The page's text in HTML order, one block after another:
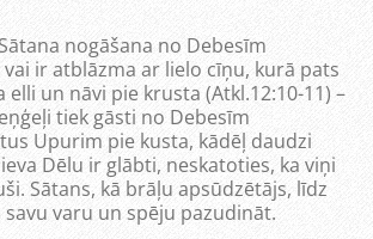
nogāšana no Debesīm
vai ir atblāzma ar lielo cīņu, kurā pats
elli un nāvi pie krusta (Atkl.12:10-11) –
tiek gāsti no Debesīm
Upurim pie kusta, kādēļ daudzi
Dēlu ir glābti, neskatoties, ka viņi
Sātans, kā brāļu apsūdzētājs, līdz
varu un spēju pazudināt.